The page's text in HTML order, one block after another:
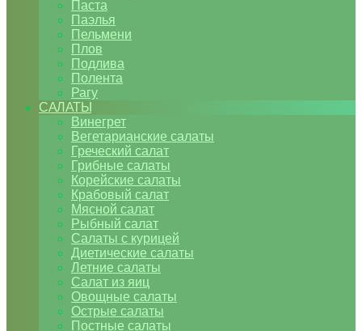
Паста
Паэлья
Пельмени
Плов
Подлива
Полента
Рагу
САЛАТЫ
Винегрет
Вегетарианские салаты
Греческий салат
Грибные салаты
Корейские салаты
Крабовый салат
Мясной салат
Рыбный салат
Салаты с курицей
Диетические салаты
Летние салаты
Салат из яиц
Овощные салаты
Острые салаты
Постные салаты